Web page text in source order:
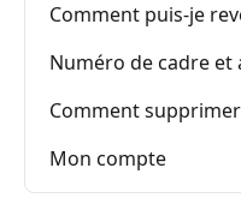
Comment puis-je
Numéro de cadre et
Comment
Mon compte